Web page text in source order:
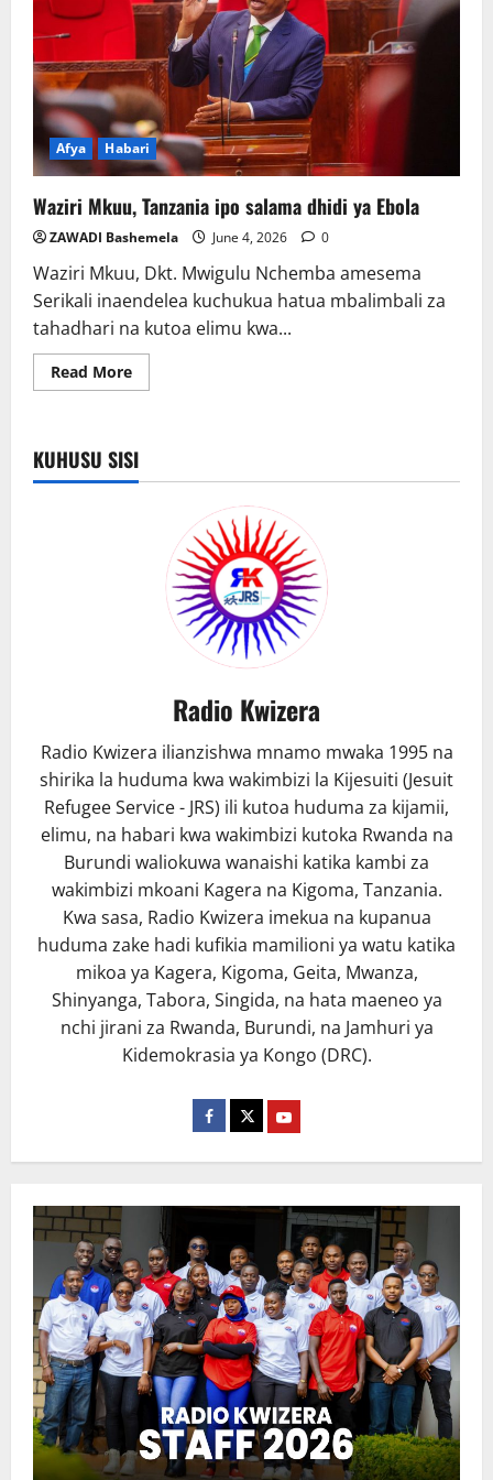
Afya Habari
Waziri Mkuu, Tanzania ipo salama dhidi ya Ebola
ZAWADI Bashemela June 4, 2026 0
Waziri Mkuu, Dkt. Mwigulu Nchemba amesema
Serikali inaendelea kuchukua hatua mbalimbali za
tahadhari na kutoa elimu kwa...
Read MoreRead
more
Tanzania
ipo
salama
KUHUSU SISI
Radio Kwizera
Radio Kwizera ilianzishwa mnamo mwaka 1995 na
shirika la huduma kwa wakimbizi la Kijesuiti (Jesuit
Refugee Service - JRS) ili kutoa huduma za kijamii,
elimu, na habari kwa wakimbizi kutoka Rwanda na
Burundi waliokuwa wanaishi katika kambi za
wakimbizi mkoani Kagera na Kigoma, Tanzania.
Kwa sasa, Radio Kwizera imekua na kupanua
huduma zake hadi kufikia mamilioni ya watu katika
mikoa ya Kagera, Kigoma, Geita, Mwanza,
Shinyanga, Tabora, Singida, na hata maeneo ya
nchi jirani za Rwanda, Burundi, na Jamhuri ya
Kidemokrasia ya Kongo (DRC).